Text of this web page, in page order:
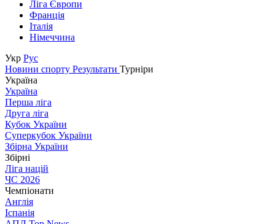
Ліга Європи
Франція
Італія
Німеччина
Укр Рус
Новини спорту Результати Турніри
Україна
Україна
Перша ліга
Друга ліга
Кубок України
Суперкубок України
Збірна України
Збірні
Ліга націй
ЧС 2026
Чемпіонати
Англія
Іспанія